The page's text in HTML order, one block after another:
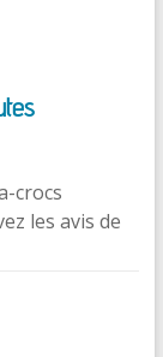
crocs
les avis de